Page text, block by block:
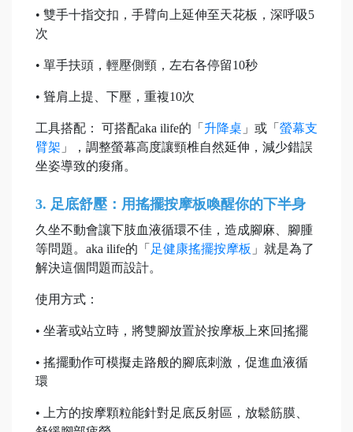
• 雙手十指交扣，手臂向上延伸至天花板，深呼吸5
次
• 單手扶頭，輕壓側頸，左右各停留10秒
• 聳肩上提、下壓，重複10次
工具搭配： 可搭配aka ilife的「 升降桌 」或「 螢幕支
臂架 」，調整螢幕高度讓頸椎自然延伸，減少錯誤
坐姿導致的痠痛。
3. 足底舒壓：用搖擺按摩板喚醒你的下半身
久坐不動會讓下肢血液循環不佳，造成腳麻、腳腫
等問題。aka ilife的「 足健康搖擺按摩板 」就是為了
解決這個問題而設計。
使用方式：
• 坐著或站立時，將雙腳放置於按摩板上來回搖擺
• 搖擺動作可模擬走路般的腳底刺激，促進血液循
環
• 上方的按摩顆粒能針對足底反射區，放鬆筋膜、